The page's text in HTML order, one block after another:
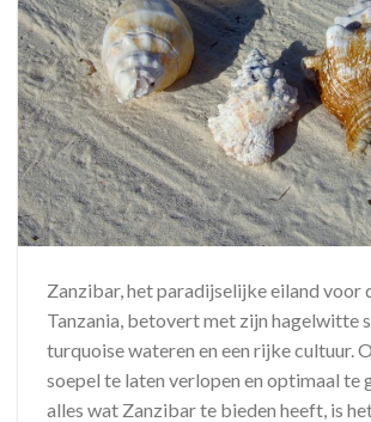
Zanzibar, het paradijselijke eiland voor
Tanzania, betovert met zijn hagelwitte
turquoise wateren en een rijke cultuur.
soepel te laten verlopen en optimaal te
alles wat Zanzibar te bieden heeft, is